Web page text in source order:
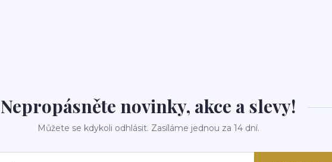
Nepropásněte novinky, akce a slevy!
Můžete se kdykoli odhlásit. Zasíláme jednou za 14 dní.